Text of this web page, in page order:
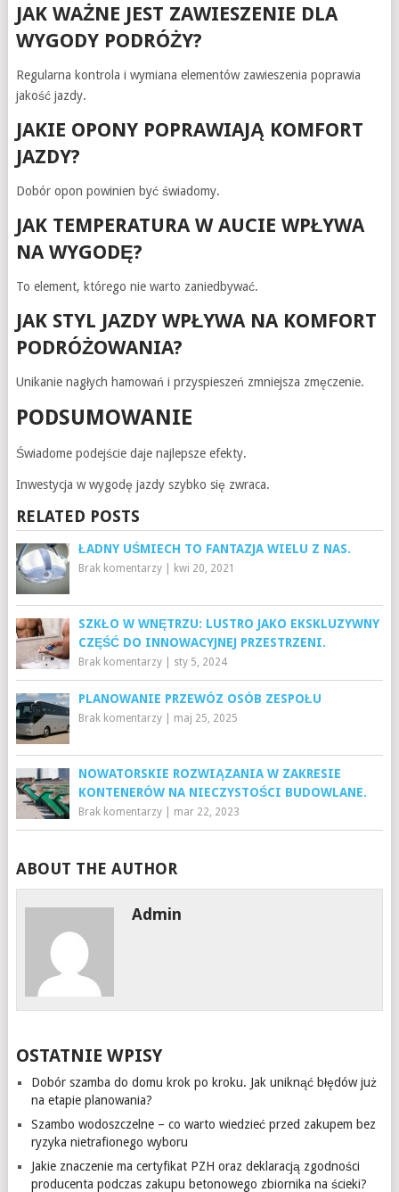
JAK WAŻNE JEST ZAWIESZENIE DLA
WYGODY PODRÓŻY?
Regularna kontrola i wymiana elementów zawieszenia poprawia
jakość jazdy.
JAKIE OPONY POPRAWIAJĄ KOMFORT
JAZDY?
Dobór opon powinien być świadomy.
JAK TEMPERATURA W AUCIE WPŁYWA
NA WYGODĘ?
To element, którego nie warto zaniedbywać.
JAK STYL JAZDY WPŁYWA NA KOMFORT
PODRÓŻOWANIA?
Unikanie nagłych hamowań i przyspieszeń zmniejsza zmęczenie.
PODSUMOWANIE
Świadome podejście daje najlepsze efekty.
Inwestycja w wygodę jazdy szybko się zwraca.
RELATED POSTS
ŁADNY UŚMIECH TO FANTAZJA WIELU Z NAS.
Brak komentarzy| kwi 20, 2021
SZKŁO W WNĘTRZU: LUSTRO JAKO EKSKLUZYWNY
CZĘŚĆ DO INNOWACYJNEJ PRZESTRZENI.
Brak komentarzy| sty 5, 2024
PLANOWANIE PRZEWÓZ OSÓB ZESPOŁU
Brak komentarzy| maj 25, 2025
NOWATORSKIE ROZWIĄZANIA W ZAKRESIE
KONTENERÓW NA NIECZYSTOŚCI BUDOWLANE.
Brak komentarzy| mar 22, 2023
ABOUT THE AUTHOR
Admin
OSTATNIE WPISY
Dobór szamba do domu krok po kroku. Jak uniknąć błędów już
na etapie planowania?
Szambo wodoszczelne – co warto wiedzieć przed zakupem bez
ryzyka nietrafionego wyboru
Jakie znaczenie ma certyfikat PZH oraz deklaracją zgodności
producenta podczas zakupu betonowego zbiornika na ścieki?